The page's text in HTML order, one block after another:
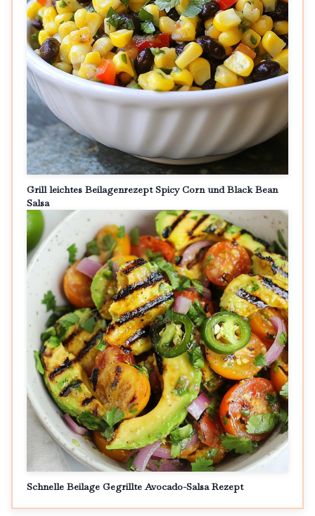
Grill leichtes Beilagenrezept Spicy Corn und Black Bean
Salsa
Schnelle Beilage Gegrillte Avocado-Salsa Rezept